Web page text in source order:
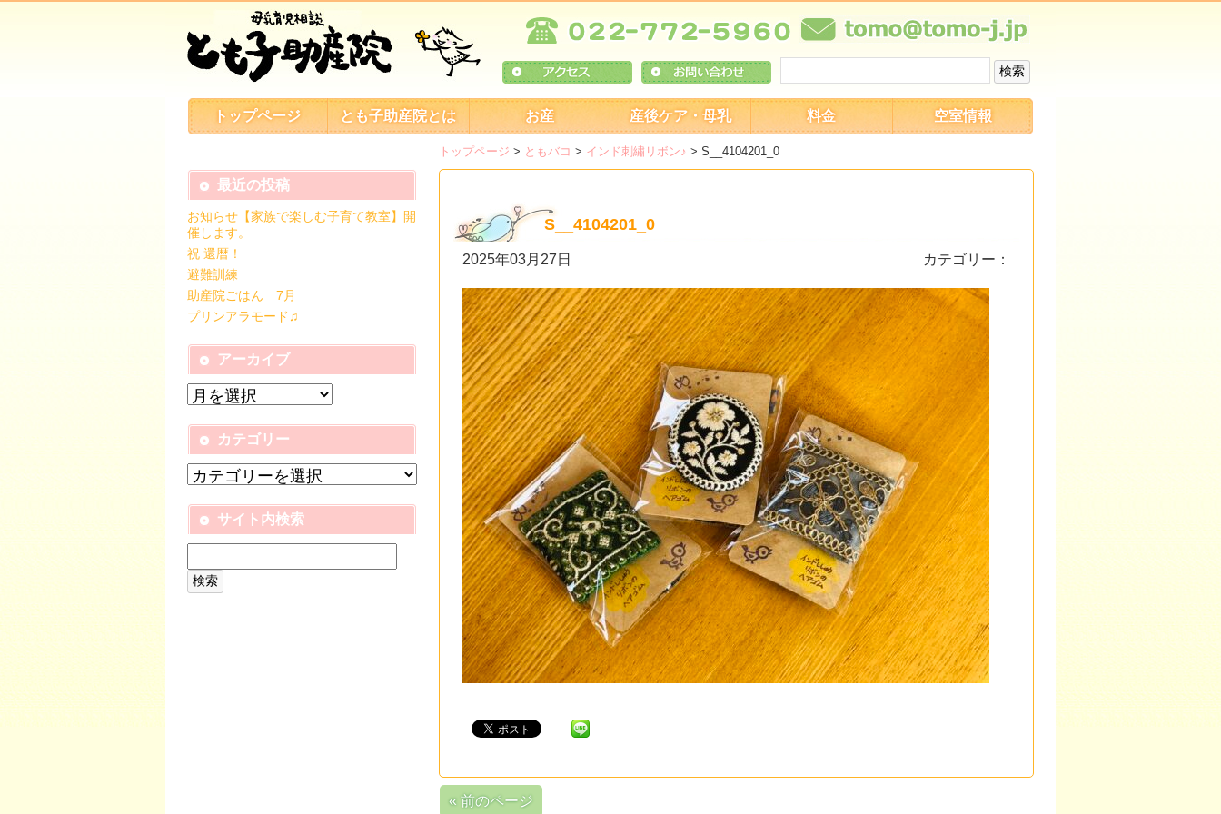
トップページ とも子助産院とは お産 産後ケア・母乳 料金 空室情報
トップページ > ともバコ > インド刺繡リボン♪ > S__4104201_0
S__4104201_0
2025年03月27日 カテゴリー：
« 前のページ
最近の投稿
お知らせ【家族で楽しむ子育て教室】開
催します。
祝 還暦！
避難訓練
助産院ごはん 7月
プリンアラモード♫
アーカイブ
カテゴリー
サイト内検索